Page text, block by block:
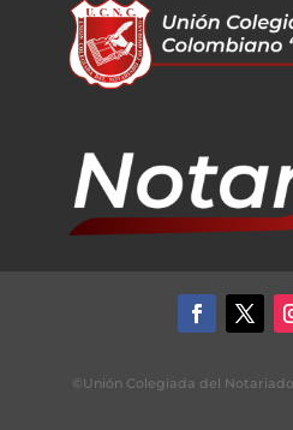
©Unión Colegiada del